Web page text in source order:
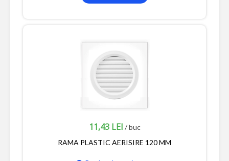
11,43 LEI / buc
RAMA PLASTIC AERISIRE 120 MM